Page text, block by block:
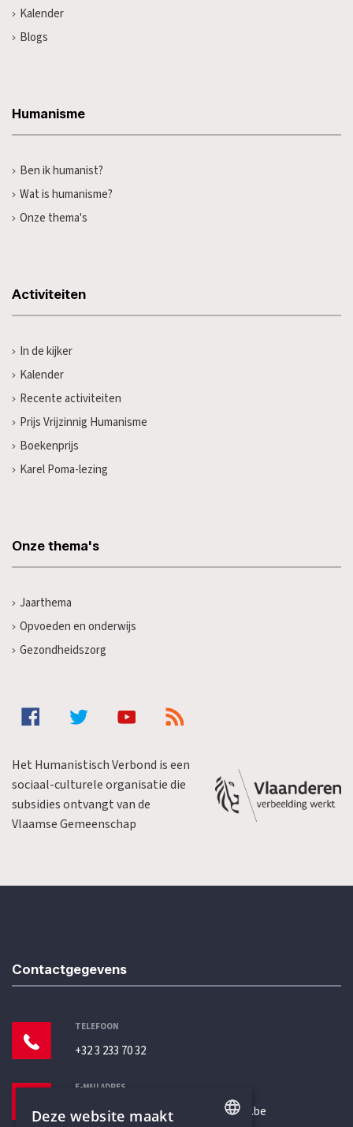
Kalender
Blogs
Humanisme
Ben ik humanist?
Wat is humanisme?
Onze thema's
Activiteiten
In de kijker
Kalender
Recente activiteiten
Prijs Vrijzinnig Humanisme
Boekenprijs
Karel Poma-lezing
Onze thema's
Jaarthema
Opvoeden en onderwijs
Gezondheidszorg
Het Humanistisch Verbond is een
sociaal-culturele organisatie die
subsidies ontvangt van de
Vlaamse Gemeenschap
Contactgegevens
TELEFOON
+32 3 233 70 32
E-MAILADRES
secretariaat@humanistischverbond.be
Deze website maakt